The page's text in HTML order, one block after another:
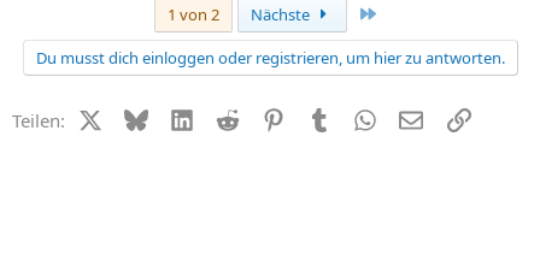
1 von 2 Nächste
Du musst dich einloggen oder registrieren, um hier zu antworten.
Teilen: X (Twitter)
BlueskyLinkedIn
Reddit PinterestTumblr WhatsApp
E-MailLink